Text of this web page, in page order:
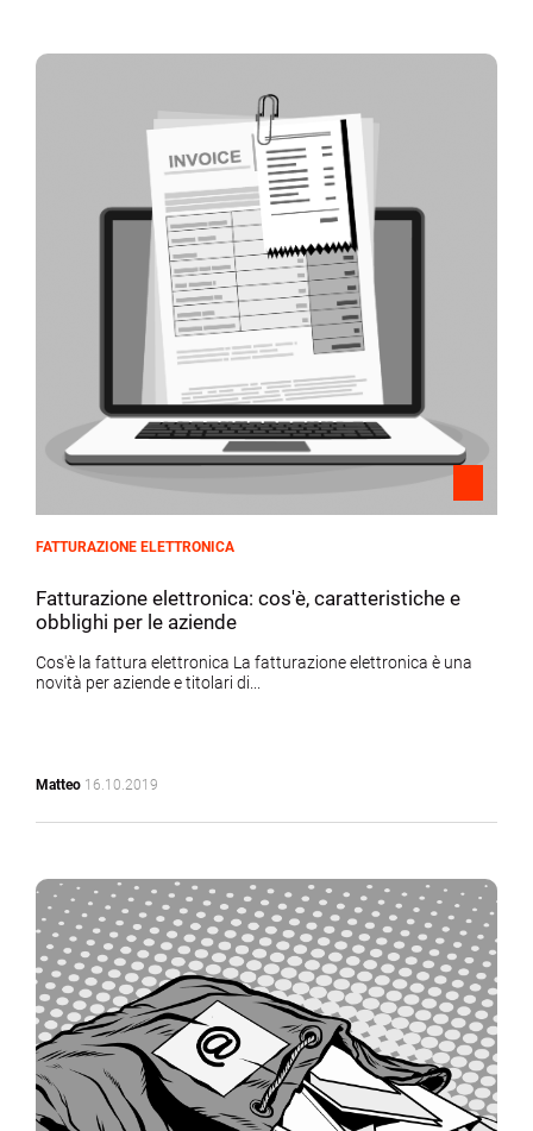
FATTURAZIONE ELETTRONICA
Fatturazione elettronica: cos'è, caratteristiche e
obblighi per le aziende
Cos'è la fattura elettronica La fatturazione elettronica è una
novità per aziende e titolari di...
Matteo 16.10.2019